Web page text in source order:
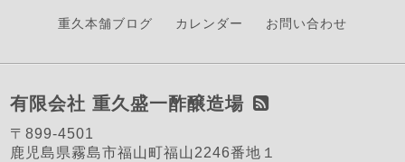
重久本舗ブログ カレンダー お問い合わせ
有限会社 重久盛一酢醸造場
〒899-4501
鹿児島県霧島市福山町福山2246番地１